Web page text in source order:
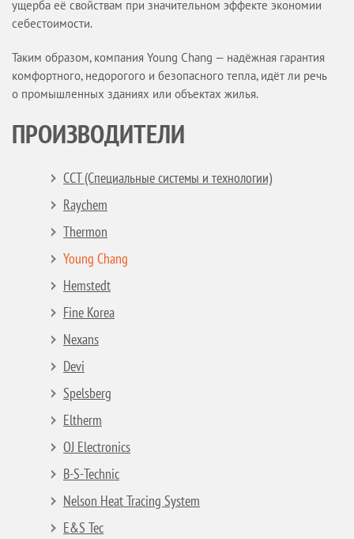
ущерба её свойствам при значительном эффекте экономии
себестоимости.
Таким образом, компания Young Chang — надёжная гарантия
комфортного, недорогого и безопасного тепла, идёт ли речь
о промышленных зданиях или объектах жилья.
ПРОИЗВОДИТЕЛИ
ССТ (Специальные системы и технологии)
Raychem
Thermon
Young Chang
Hemstedt
Fine Korea
Nexans
Devi
Spelsberg
Eltherm
OJ Electronics
B-S-Technic
Nelson Heat Tracing System
E&S Tec